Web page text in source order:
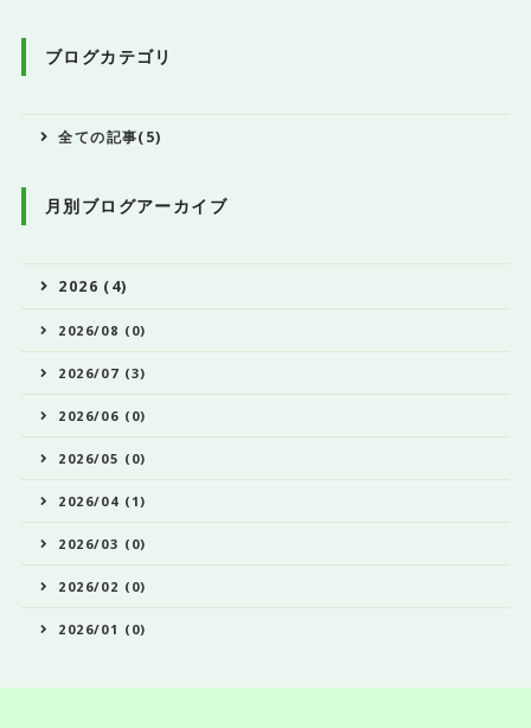
ブログカテゴリ
全ての記事(5)
月別ブログアーカイブ
2026 (4)
2026/08 (0)
2026/07 (3)
2026/06 (0)
2026/05 (0)
2026/04 (1)
2026/03 (0)
2026/02 (0)
2026/01 (0)